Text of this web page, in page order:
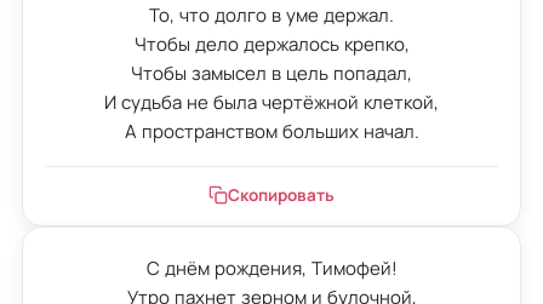
То, что долго в уме держал.
Чтобы дело держалось крепко,
Чтобы замысел в цель попадал,
И судьба не была чертёжной клеткой,
А пространством больших начал.
Скопировать
С днём рождения, Тимофей!
Утро пахнет зерном и булочной,